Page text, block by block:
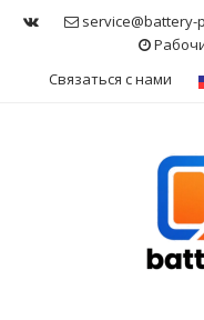
service@battery-
Связаться с нами